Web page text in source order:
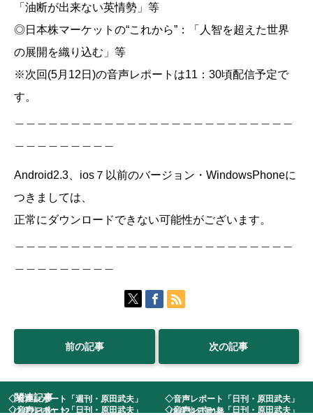
「油断が出来ない英情勢」等
◎日本株マーケットの“これから”：「人智を超えた世界
の展開を織り込む」等
※次回(5月12日)の音声レポートは11：30頃配信予定で
す。
Android2.3、ios７以前のバージョン・WindowsPhoneに
つきましては、
正常にダウンロードできない可能性がございます。
前の記事 次の記事
関連記事
◇音声レポート「週刊・原田武夫」
（2月2日号）12...
◇音声レポート「日刊・原田武夫」
（8月31日号)発...
◇音声レポート「日刊・原田武夫」
◇音声レポート「日刊・原田武夫」